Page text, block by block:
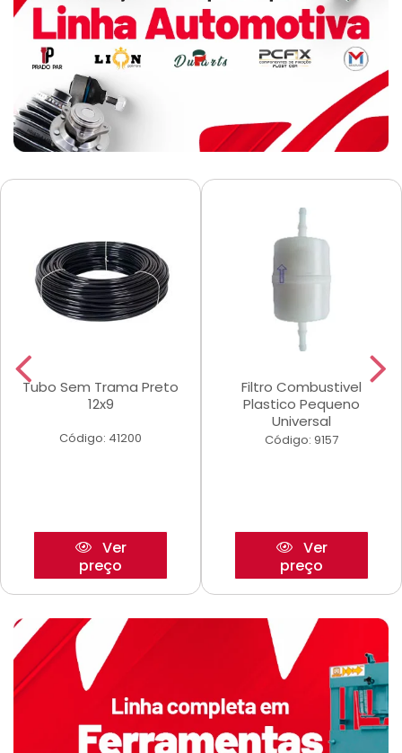
Tubo Sem Trama Preto
12x9
Código: 41200
Ver
preço
Filtro Combustivel
Plastico Pequeno
Universal
Código: 9157
Ver
preço